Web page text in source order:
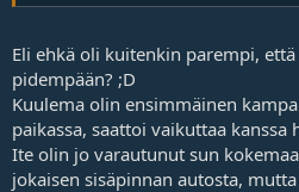
Eli ehkä oli kuitenkin parempi,
pidempään? ;D
Kuulema olin ensimmäinen
paikassa, saattoi vaikuttaa kanssa
Ite olin jo varautunut sun
jokaisen sisäpinnan autosta,